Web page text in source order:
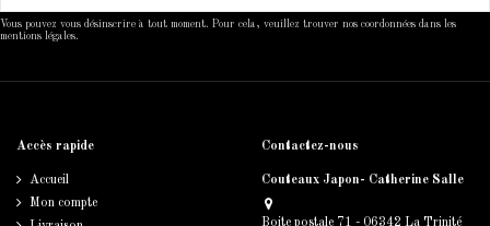
Vous pouvez vous désinscrire à tout moment. Pour cela, veuillez trouver nos coordonnées dans les
mentions légales.
Accès rapide
Accueil
Mon compte
Contactez-nous
Couteaux Japon- Catherine Salle
Boite postale 71 - 06342 La Trinité